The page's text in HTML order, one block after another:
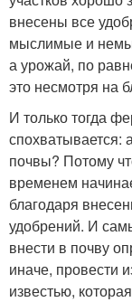
внесены все
мыслимые и
а урожай, по
это несмотря на
И только тогда
спохватывается:
почвы? Потому
временем
благодаря
удобрений. И
внести в почву
иначе, провести
известью,